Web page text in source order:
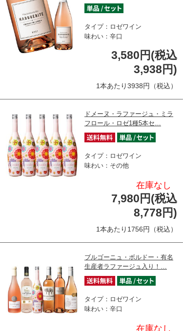
タイプ：ロゼワイン
味わい：辛口
3,580円(税込
3,938円)
1本あたり3938円（税込）
ドメーヌ・ラファージュ・ミラ
フロール・ロゼ1種5本セ…
タイプ：ロゼワイン
味わい：その他
在庫なし
7,980円(税込
8,778円)
1本あたり1756円（税込）
ブルゴーニュ・ボルドー・有名
生産者ラファージュ入り！…
タイプ：ロゼワイン
味わい：辛口
在庫なし